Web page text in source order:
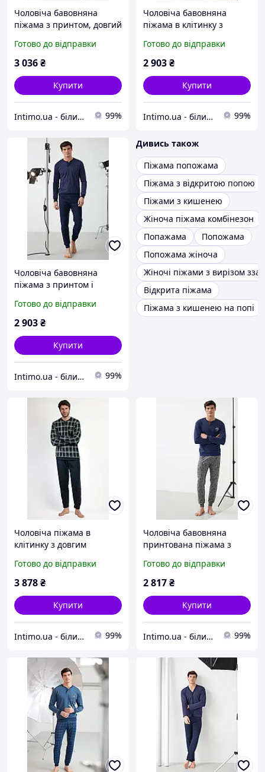
Чоловіча бавовняна
піжама з принтом, довгий
ззаду Enrico Coveri Синій
(Blu) (110875)
Готово до відправки
3 036₴
Купити
Intimo.ua - білизна і купальники 99%
Чоловіча бавовняна
піжама в клітинку з
кишенями Enrico Coveri
Сірий-Синій (Grigio medio
Готово до відправки
2 903₴
Купити
Intimo.ua - білизна і купальники 99%
Чоловіча бавовняна
піжама з принтом і
Coveri Синій (Blu) (110873)
Готово до відправки
2 903₴
Купити
Intimo.ua - білизна і купальники 99%
Дивись також
Піжама попожама
Піжама з відкритою попою
Піжами з кишенею
Жіноча піжама комбінезон
Попажама
Попожама
Попожама жіноча
Жіночі піжами з вирізом
Відкрита піжама
Піжама з кишенею на попі
Чоловіча піжама в
клітинку з довгим
Admas Синій (Navy)
(111652)
Готово до відправки
3 878₴
Купити
Intimo.ua - білизна і купальники 99%
Чоловіча бавовняна
принтована піжама з
кишенями Enrico Coveri
Синій-Сірий (Denim)
Готово до відправки
2 817₴
Купити
Intimo.ua - білизна і купальники 99%